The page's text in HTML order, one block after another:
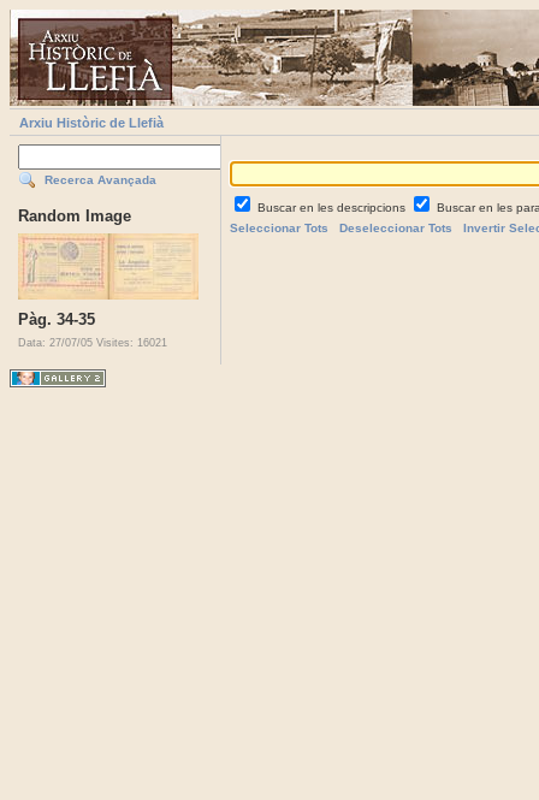
Arxiu Històric de Llefià
Recerca Avançada
Random Image
Pàg. 34-35
Data: 27/07/05 Visites: 16021
Buscar en les descripcions
Buscar en les
Seleccionar Tots
Deseleccionar Tots Invertir